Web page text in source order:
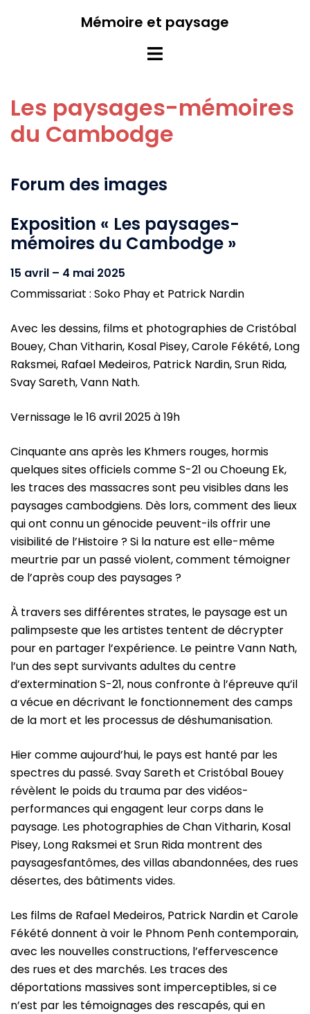
Mémoire et paysage
Ouvrir/fermer
Les paysages-mémoires
du Cambodge
Forum des images
Exposition « Les paysages-
mémoires du Cambodge »
15 avril – 4 mai 2025
Commissariat : Soko Phay et Patrick Nardin
Avec les dessins, films et photographies de Cristóbal
Bouey, Chan Vitharin, Kosal Pisey, Carole Fékété, Long
Raksmei, Rafael Medeiros, Patrick Nardin, Srun Rida,
Svay Sareth, Vann Nath.
Vernissage le 16 avril 2025 à 19h
Cinquante ans après les Khmers rouges, hormis
quelques sites officiels comme S-21 ou Choeung Ek,
les traces des massacres sont peu visibles dans les
paysages cambodgiens. Dès lors, comment des lieux
qui ont connu un génocide peuvent-ils offrir une
visibilité de l’Histoire ? Si la nature est elle-même
meurtrie par un passé violent, comment témoigner
de l’après coup des paysages ?
À travers ses différentes strates, le paysage est un
palimpseste que les artistes tentent de décrypter
pour en partager l’expérience. Le peintre Vann Nath,
l’un des sept survivants adultes du centre
d’extermination S-21, nous confronte à l’épreuve qu’il
a vécue en décrivant le fonctionnement des camps
de la mort et les processus de déshumanisation.
Hier comme aujourd’hui, le pays est hanté par les
spectres du passé. Svay Sareth et Cristóbal Bouey
révèlent le poids du trauma par des vidéos-
performances qui engagent leur corps dans le
paysage. Les photographies de Chan Vitharin, Kosal
Pisey, Long Raksmei et Srun Rida montrent des
paysagesfantômes, des villas abandonnées, des rues
désertes, des bâtiments vides.
Les films de Rafael Medeiros, Patrick Nardin et Carole
Fékété donnent à voir le Phnom Penh contemporain,
avec les nouvelles constructions, l’effervescence
des rues et des marchés. Les traces des
déportations massives sont imperceptibles, si ce
n’est par les témoignages des rescapés, qui en